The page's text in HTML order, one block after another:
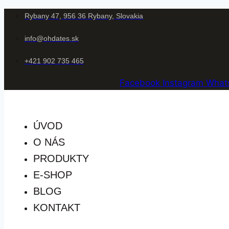
Rybany 47, 956 36 Rybany, Slovakia
info@ohdates.sk
+421 902 735 465
Facebook Instagram
ÚVOD
O NÁS
PRODUKTY
E-SHOP
BLOG
KONTAKT